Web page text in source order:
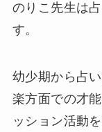
のりこ先生は
す。
幼少期から占
楽方面での才
ッション活動